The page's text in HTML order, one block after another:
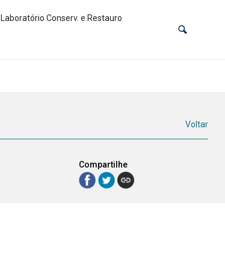
Laboratório Conserv. e Restauro
Voltar
Compartilhe